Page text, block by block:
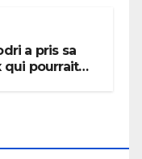
a pris sa
qui pourrait